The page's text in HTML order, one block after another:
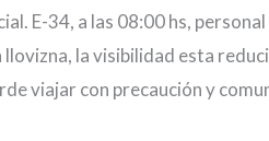
E-34, a las 08:00 hs,
la visibilidad esta
viajar con precaución y